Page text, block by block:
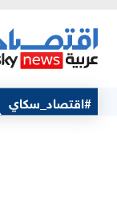
#اقتصاد_سكاي
77.82
-0.12
%)